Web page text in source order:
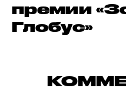
премии
Глобус»